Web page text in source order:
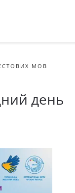
МОВ
день